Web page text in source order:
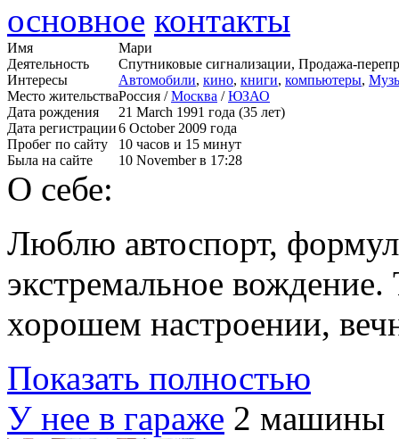
основное контакты
Имя
Мари
Деятельность
Спутниковые сигнализации, Продажа-
Интересы
Автомобили, кино, книги, компьютеры,
Место жительстваРоссия /Москва /ЮЗАО
Дата рождения
21 March 1991 года (35 лет)
Дата регистрации6 October 2009 года
Пробег по сайту
10 часов и 15 минут
Была на сайте
10 November в 17:28
О себе:
Люблю автоспорт,
экстремальное
хорошем настроении,
Показать полностью
У нее в гараже 2 машины